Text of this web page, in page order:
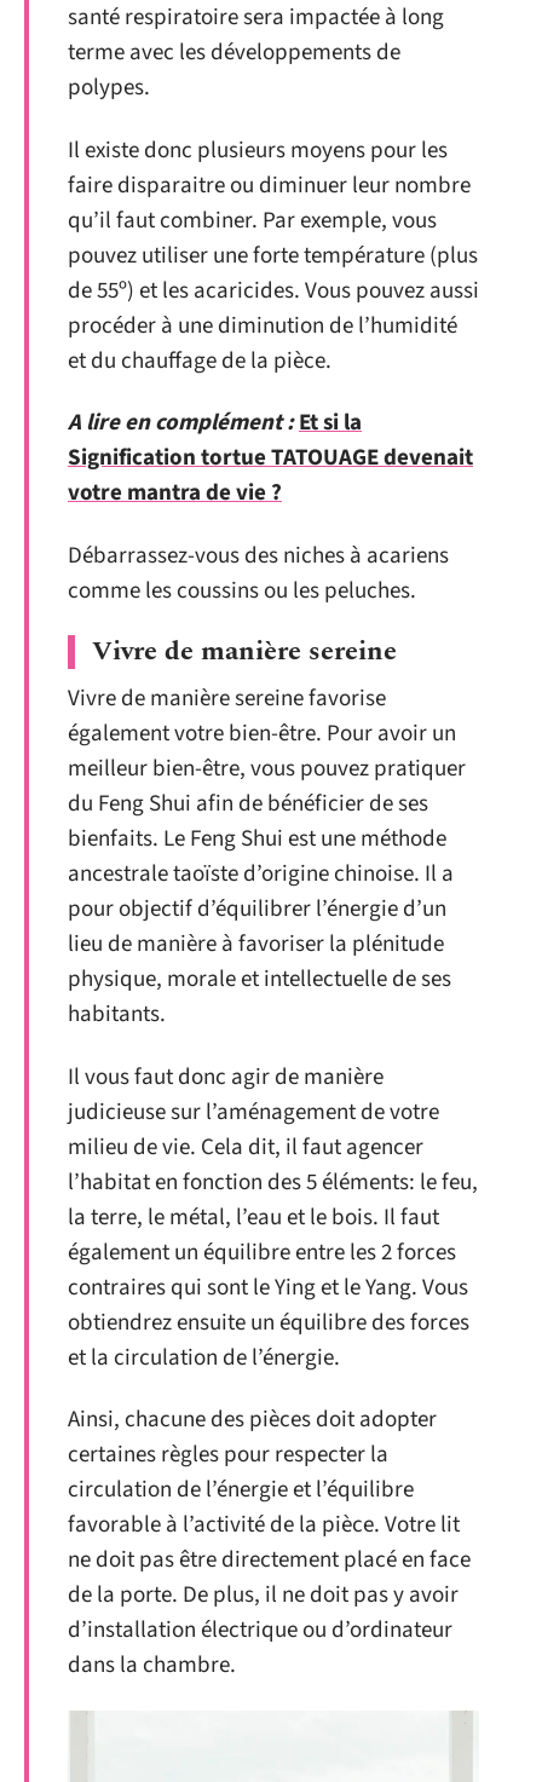
santé respiratoire sera impactée à long
terme avec les développements de
polypes.
Il existe donc plusieurs moyens pour les
faire disparaitre ou diminuer leur nombre
qu’il faut combiner. Par exemple, vous
pouvez utiliser une forte température (plus
de 55º) et les acaricides. Vous pouvez aussi
procéder à une diminution de l’humidité
et du chauffage de la pièce.
A lire en complément :Et si la
Signification tortue TATOUAGE devenait
votre mantra de vie ?
Débarrassez-vous des niches à acariens
comme les coussins ou les peluches.
Vivre de manière sereine
Vivre de manière sereine favorise
également votre bien-être. Pour avoir un
meilleur bien-être, vous pouvez pratiquer
du Feng Shui afin de bénéficier de ses
bienfaits. Le Feng Shui est une méthode
ancestrale taoïste d’origine chinoise. Il a
pour objectif d’équilibrer l’énergie d’un
lieu de manière à favoriser la plénitude
physique, morale et intellectuelle de ses
habitants.
Il vous faut donc agir de manière
judicieuse sur l’aménagement de votre
milieu de vie. Cela dit, il faut agencer
l’habitat en fonction des 5 éléments: le feu,
la terre, le métal, l’eau et le bois. Il faut
également un équilibre entre les 2 forces
contraires qui sont le Ying et le Yang. Vous
obtiendrez ensuite un équilibre des forces
et la circulation de l’énergie.
Ainsi, chacune des pièces doit adopter
certaines règles pour respecter la
circulation de l’énergie et l’équilibre
favorable à l’activité de la pièce. Votre lit
ne doit pas être directement placé en face
de la porte. De plus, il ne doit pas y avoir
d’installation électrique ou d’ordinateur
dans la chambre.